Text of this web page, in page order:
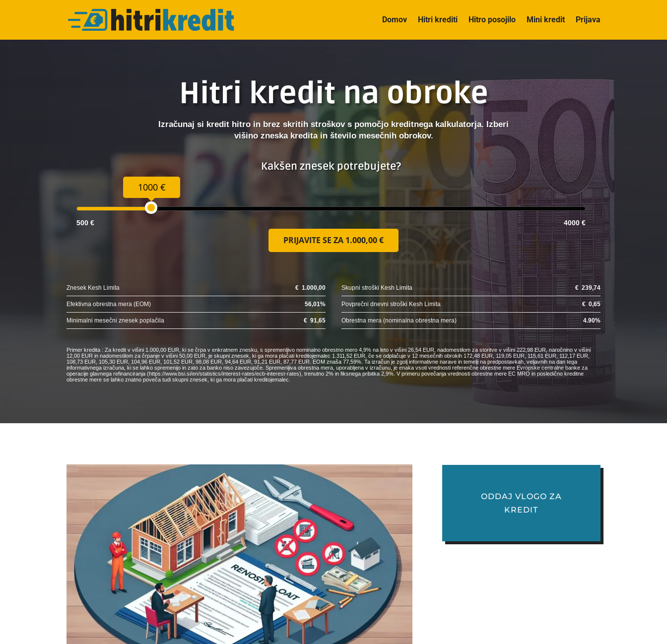
Domov Hitri krediti Hitro posojilo Mini kredit Prijava
Hitri kredit na obroke
Izračunaj si kredit hitro in brez skritih stroškov s pomočjo kreditnega kalkulatorja. Izberi
višino zneska kredita in število mesečnih obrokov.
Kakšen znesek potrebujete?
1000 €
500 € 4000 €
PRIJAVITE SE ZA 1.000,00 €
Znesek Kesh Limita € 1.000,00 Skupni stroški Kesh Limita € 239,74
Efektivna obrestna mera (EOM) 56,01% Povprečni dnevni stroški Kesh Limita €0,65
Minimalni mesečni znesek poplačila € 91,65 Obrestna mera (nominalna obrestna mera) 4.90%
Primer kredita : Za kredit v višini 1.000,00 EUR, ki se črpa v enkratnem znesku, s spremenljivo nominalno obrestno mero 4,9% na leto v višini 26,54 EUR, nadomestilom za storitve v višini 222,98 EUR, naročnino v višini
12,00 EUR in nadomestilom za črpanje v višini 50,00 EUR, je skupni znesek, ki ga mora plačati kreditojemalec 1.311,52 EUR, če se odplačuje v 12 mesečnih obrokih 172,48 EUR, 119,05 EUR, 115,61 EUR, 112,17 EUR,
108,73 EUR, 105,30 EUR, 104,96 EUR, 101,52 EUR, 98,08 EUR, 94,64 EUR, 91,21 EUR, 87,77 EUR. EOM znaša 77,59%. Ta izračun je zgolj informativne narave in temelji na predpostavkah, veljavnih na dan tega
informativnega izračuna, ki se lahko spremenijo in zato za banko niso zavezujoče. Spremenljiva obrestna mera, uporabljena v izračunu, je enaka vsoti vrednosti referenčne obrestne mere Evropske centralne banke za
operacije glavnega refinanciranja (https://www.bsi.si/en/statistics/interest-rates/ecb-interest-rates), trenutno 2% in fiksnega pribitka 2,9%. V primeru povečanja vrednosti obrestne mere EC MRO in posledično kreditne
obrestne mere se lahko znatno poveča tudi skupni znesek, ki ga mora plačati kreditojemalec.
ODDAJ VLOGO ZA
KREDIT